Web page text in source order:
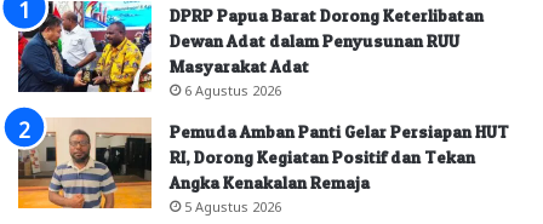
DPRP Papua Barat Dorong Keterlibatan
Dewan Adat dalam Penyusunan RUU
Masyarakat Adat
6 Agustus 2026
Pemuda Amban Panti Gelar Persiapan HUT
RI, Dorong Kegiatan Positif dan Tekan
Angka Kenakalan Remaja
5 Agustus 2026